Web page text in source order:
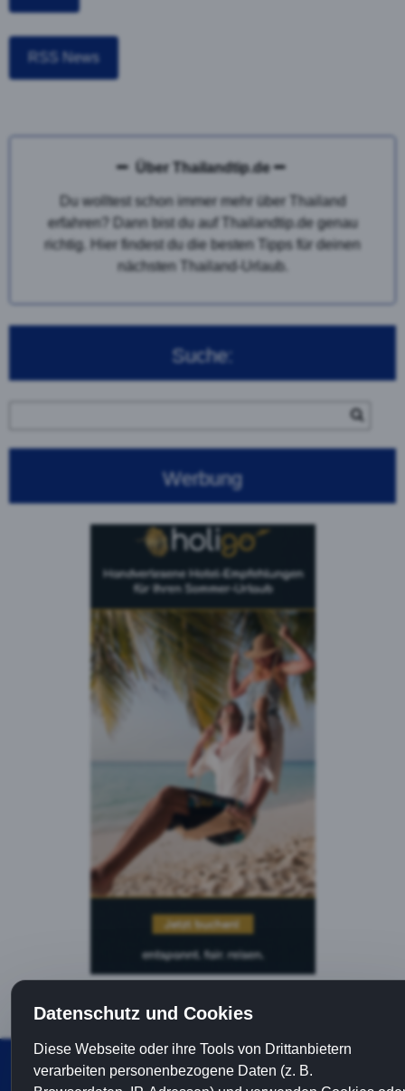
RSS News
Über Thailandtip.de
Du wolltest schon immer mehr über Thailand
erfahren? Dann bist du auf Thailandtip.de genau
richtig. Hier findest du die besten Tipps für deinen
nächsten Thailand-Urlaub.
Suche:
Werbung
© 2002 - 2026Thailandtip|Datenschutz |Impressum
Datenschutz und Cookies
Diese Webseite oder ihre Tools von Drittanbietern
verarbeiten personenbezogene Daten (z. B.